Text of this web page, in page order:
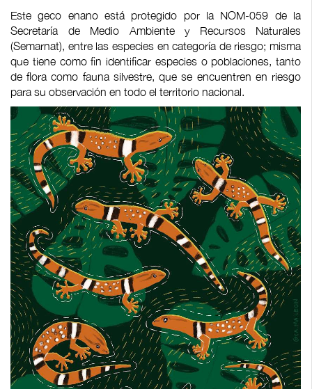
Este geco enano está protegido por la NOM-059 de la
Secretaría de Medio Ambiente y Recursos Naturales
(Semarnat), entre las especies en categoría de riesgo; misma
que tiene como fin identificar especies o poblaciones, tanto
de flora como fauna silvestre, que se encuentren en riesgo
para su observación en todo el territorio nacional.